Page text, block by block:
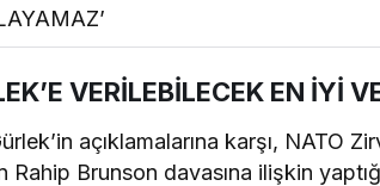
VERİLEBİLECEK EN İYİ
açıklamalarına karşı, NATO
Rahip Brunson davasına ilişkin